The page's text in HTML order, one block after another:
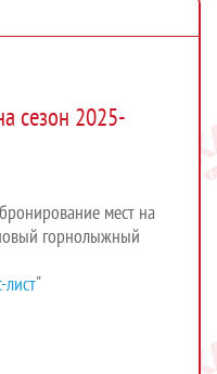
сезон 2025-
мест на
горнолыжный
лист"